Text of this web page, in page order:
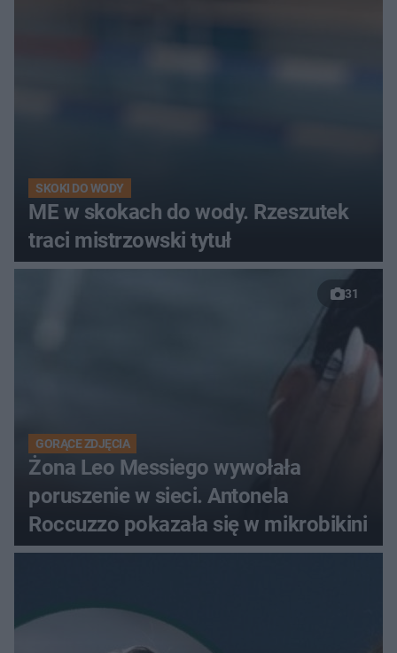
SKOKI DO WODY
ME w skokach do wody. Rzeszutek
traci mistrzowski tytuł
31
GORĄCE ZDJĘCIA
Żona Leo Messiego wywołała
poruszenie w sieci. Antonela
Roccuzzo pokazała się w mikrobikini